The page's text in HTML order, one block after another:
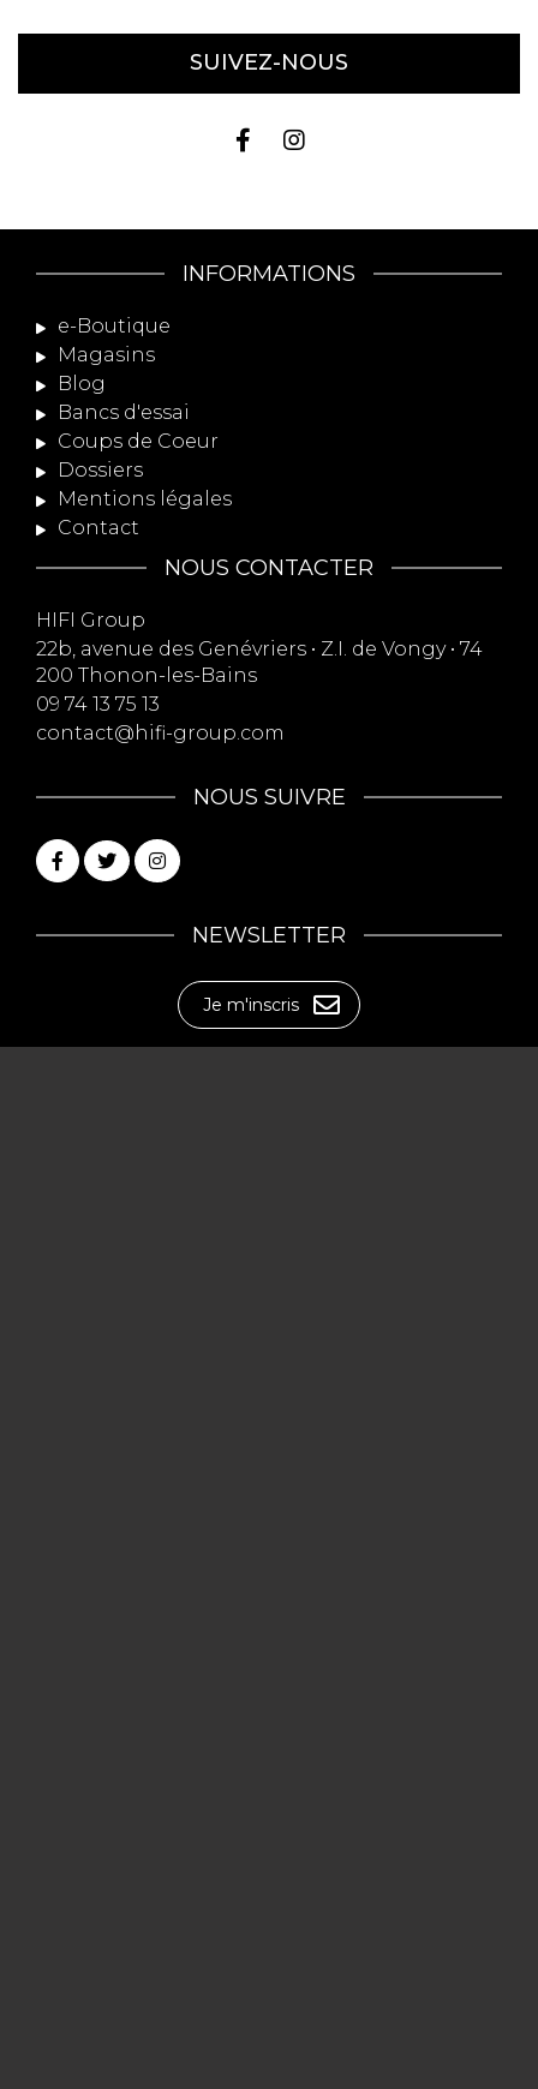
SUIVEZ-NOUS
INFORMATIONS
e-Boutique
Magasins
Blog
Bancs d'essai
Coups de Coeur
Dossiers
Mentions légales
Contact
NOUS CONTACTER
HIFI Group
22b, avenue des Genévriers • Z.I. de Vongy • 74
200 Thonon-les-Bains
09 74 13 75 13
contact@hifi-group.com
NOUS SUIVRE
NEWSLETTER
Je m'inscris